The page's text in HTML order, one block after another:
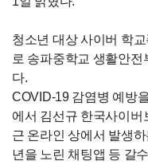
청소년 대상 사이버 학
로 송파중학교 생활안
다.
COVID-19 감염병 예방
에서 김선규 한국사이버
근 온라인 상에서 발생
년을 노린 채팅앱 등 갈